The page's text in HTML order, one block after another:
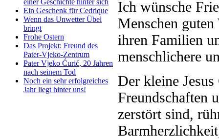
einer Geschichte hinter sich
Ein Geschenk für Cedrique
Wenn das Unwetter Übel
bringt
Frohe Ostern
Das Projekt: Freund des
Pater-Vjeko-Zentrum
Pater Vjeko Ćurić, 20 Jahren
nach seinem Tod
Noch ein sehr erfolgreiches
Jahr liegt hinter uns!
Ich wünsche
Menschen
ihren Familien
menschlichere
Der kleine
Freundschaften
zerstört sind,